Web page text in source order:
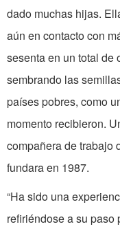
dado muchas hijas.
aún en contacto con
sesenta en un total de
sembrando las
países pobres, como
momento recibieron.
compañera de trabajo
fundara en 1987.
“Ha sido una
refiriéndose a su